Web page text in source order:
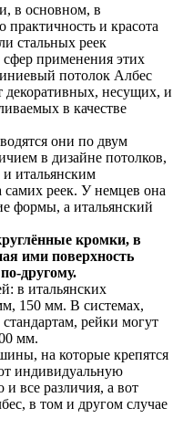
в основном, в
практичность и красота
стальных реек
применения этих
потолок Албес
декоративных, несущих, и
в качестве
они по двум
в дизайне потолков,
итальянским
самих реек. У немцев она
формы, а итальянский
кромки, в
ими поверхность
другому.
в итальянских
150 мм. В системах,
рейки могут
мм.
на которые крепятся
индивидуальную
все различия, а вот
в том и другом случае